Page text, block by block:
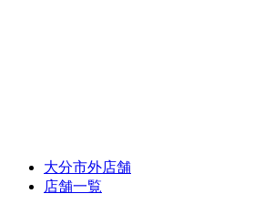
大分市外店舗
店舗一覧